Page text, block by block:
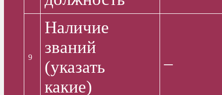
9
Наличие
званий
(указать
какие)